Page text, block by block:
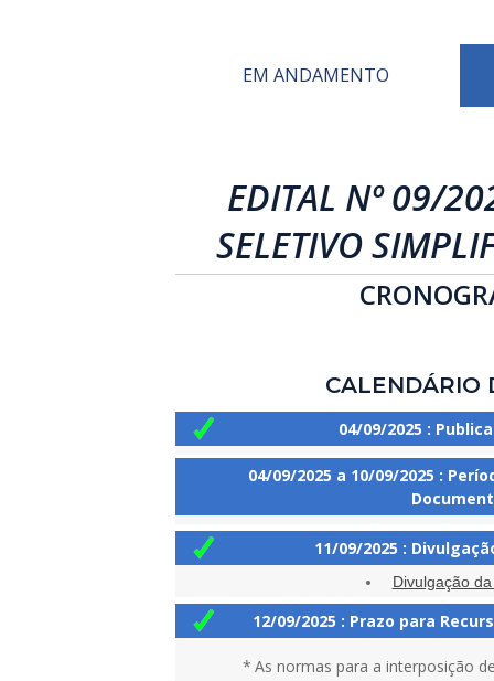
EM ANDAMENTO
EDITAL Nº 09/
SELETIVO
CALENDÁRIO
04/09/2025 :
04/09/2025 a 10/09/2025 :
11/09/2025 :
Divulgação
12/09/2025 : Prazo para
* As normas para a interposição